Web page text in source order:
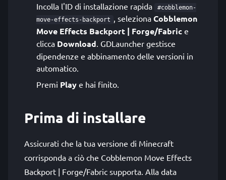
Incolla l'ID di installazione rapida
#cobblemon-
move-effects-backport , seleziona Cobblemon
Move Effects Backport | Forge/Fabric e
clicca Download. GDLauncher gestisce
dipendenze e abbinamento delle versioni in
automatico.
Premi Play e hai finito.
Prima di installare
Assicurati che la tua versione di Minecraft
corrisponda a ciò che Cobblemon Move Effects
Backport | Forge/Fabric supporta. Alla data